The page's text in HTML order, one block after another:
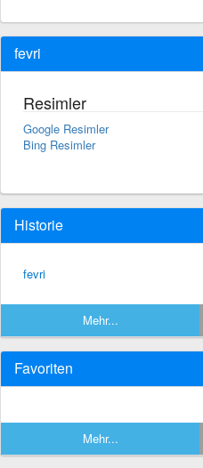
fevri
Resimler
Google Resimler
Bing Resimler
Historie
fevri
Mehr...
Favoriten
Mehr...